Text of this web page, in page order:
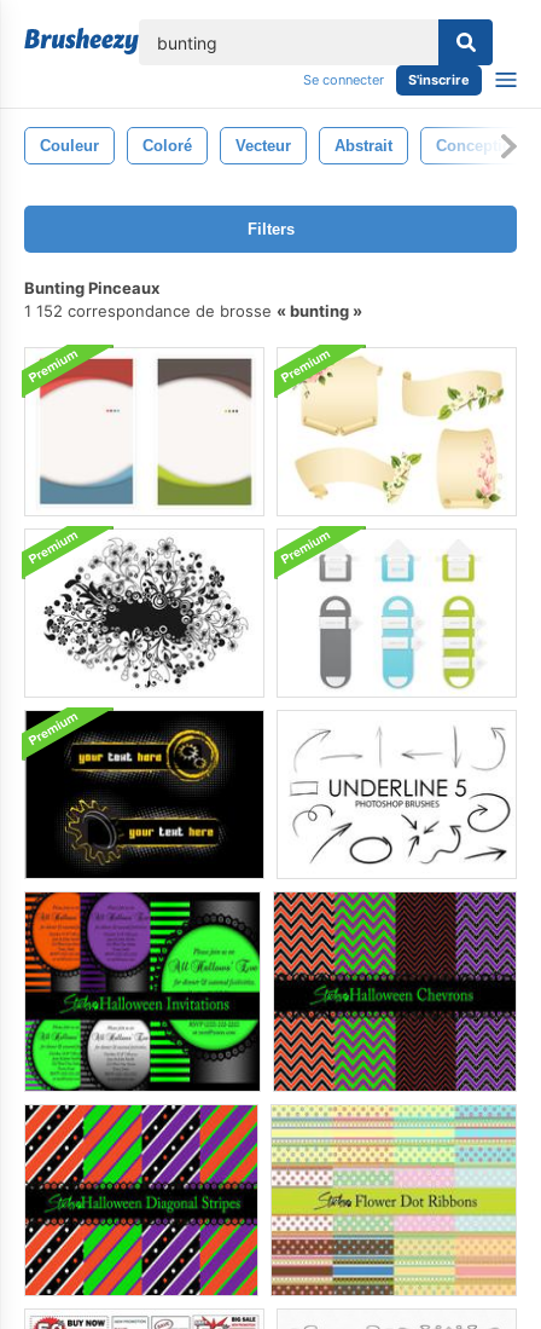
Se connecter S'inscrire
Couleur Coloré Vecteur Abstrait Conception
Filters
Bunting Pinceaux
1 152 correspondance de brosse
bunting